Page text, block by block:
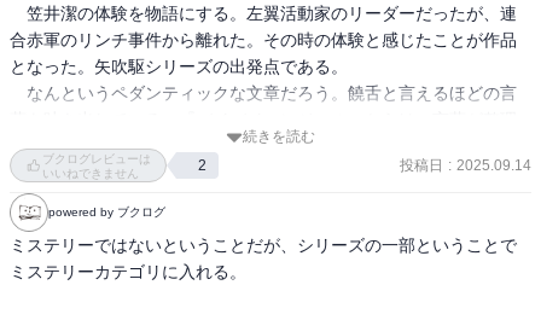
笠井潔の体験を物語にする。左翼活動家のリーダーだったが、連
合赤軍のリンチ事件から離れた。その時の体験と感じたことが作品
となった。矢吹駆シリーズの出発点である。
なんというペダンティックな文章だろう。饒舌と言えるほどの言
されている。ここで繰り返されるのは、「完璧な自殺」
カケルは、学生運動に伴うリンチ事件の首謀者として、三年間の
刑務所生活を終え、ひっそりと暮らしていた。そして、憑二から接
触があり、元恋人の風視と会う。
カケルは、風視に革命は三つの革命が必要という。それは、個
続きを読む
ブクログレビューは
いいねできません
2 投稿日 : 2025.09.14
powered by ブクログ
ミステリーではないということだが、シリーズの一部ということで
ミステリーカテゴリに入れる。